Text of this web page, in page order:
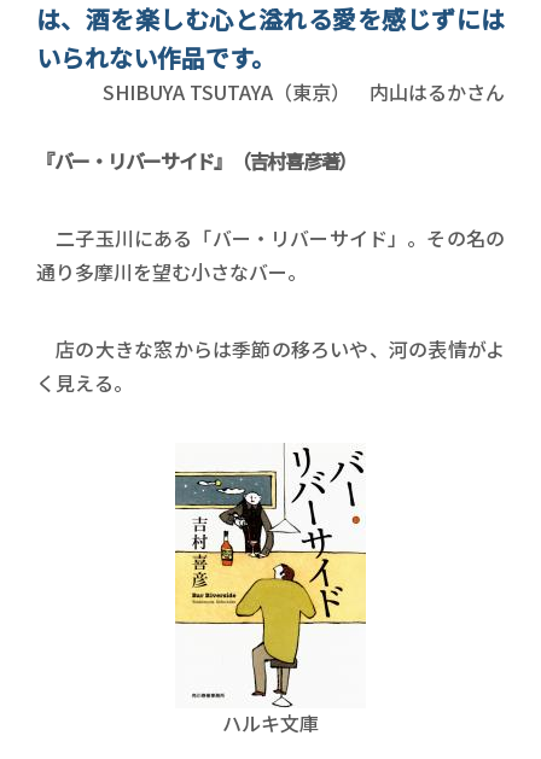
は、酒を楽しむ心と溢れる愛を感じずには
いられない作品です。
書店員名前SHIBUYA TSUTAYA（東京） 内山はるかさん
『バー・リバーサイド』（吉村喜彦著）
二子玉川にある「バー・リバーサイド」。その名の
通り多摩川を望む小さなバー。
店の大きな窓からは季節の移ろいや、河の表情がよ
く見える。
ハルキ文庫